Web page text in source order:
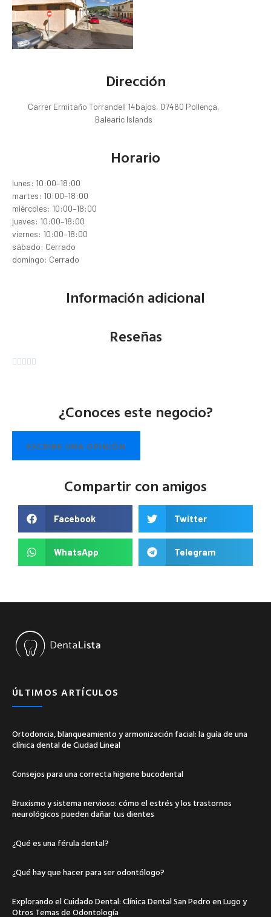
Dirección
Carrer Ermitaño Torrandell 14bajos, 07460 Pollença,
Balearic Islands
Horario
lunes: 10:00–18:00
martes: 10:00–18:00
miércoles: 10:00–18:00
jueves: 10:00–18:00
viernes: 10:00–18:00
sábado: Cerrado
domingo: Cerrado
Información adicional
Reseñas
    
¿Conoces este negocio?
ESCRIBE UNA OPINIÓN
Compartir con amigos
Facebook Twitter
WhatsApp Telegram
ÚLTIMOS ARTÍCULOS
Ortodoncia, blanqueamiento y armonización facial: la guía de una
clínica dental de Ciudad Lineal
Consejos para una correcta higiene bucodental
Bruxismo y sistema nervioso: cómo el estrés y los trastornos
neurológicos pueden dañar tus dientes
¿Qué es una férula dental?
¿Qué hay que hacer para ser odontólogo?
Explorando el Cuidado Dental: Clínica Dental San Pedro en Lugo y
Otros Temas de Odontología